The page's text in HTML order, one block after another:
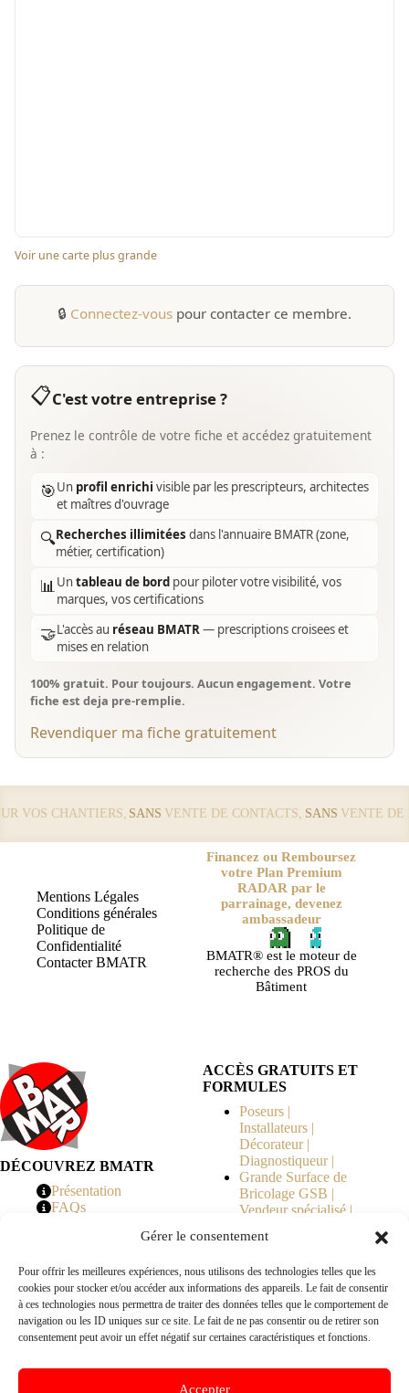
Gérer le consentement
Pour offrir les meilleures expériences, nous utilisons des technologies telles que les
cookies pour stocker et/ou accéder aux informations des appareils. Le fait de consentir
à ces technologies nous permettra de traiter des données telles que le comportement de
navigation ou les ID uniques sur ce site. Le fait de ne pas consentir ou de retirer son
consentement peut avoir un effet négatif sur certaines caractéristiques et fonctions.
Accepter
Voir une carte plus grande
🔒 Connectez-vous pour contacter ce membre.
📋C'est votre entreprise ?
Prenez le contrôle de votre fiche et accédez gratuitement
à :
🎯Un profil enrichi visible par les prescripteurs, architectes
et maîtres d'ouvrage
🔍Recherches illimitées dans l'annuaire BMATR (zone,
métier, certification)
📊Untableau de bord pour piloter votre visibilité, vos
marques, vos certifications
🤝L'accès au réseau BMATR— prescriptions croisees et
mises en relation
100% gratuit. Pour toujours. Aucun engagement. Votre
fiche est deja pre-remplie.
Revendiquer ma fiche gratuitement
VOS CHANTIERS,SANSVENTE DE CONTACTS, SANSVENTE DE
Mentions Légales
Conditions générales
Politique de
Confidentialité
Contacter BMATR
Financez ou Remboursez
votre Plan Premium
RADAR par le
parrainage, devenez
ambassadeur
BMATR® est le moteur de
recherche des PROS du
Bâtiment
DÉCOUVREZ BMATR
Présentation
FAQs
ACCÈS GRATUITS ET
FORMULES
Poseurs |
Installateurs |
Décorateur |
Diagnostiqueur |
Grande Surface de
Bricolage GSB |
Vendeur spécialisé |
Copropriété | MOE |
en Travaux |
Fabricants | Marque |
© 2026 BMATR® — Tous droits réservés.